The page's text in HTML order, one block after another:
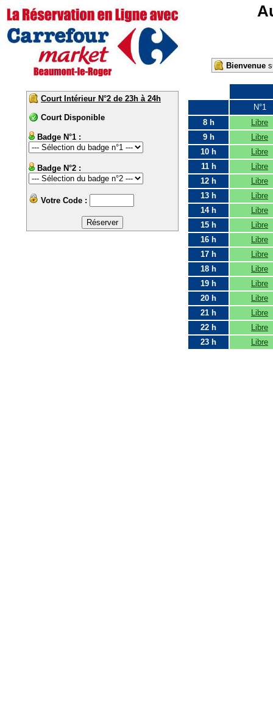
Bienvenue
Court Intérieur N°2 de 23h à 24h
Court Disponible
Badge N°1 :
Badge N°2 :
Votre Code :
N°1
8 h
Libre
9 h
Libre
10 h
Libre
11 h
Libre
12 h
Libre
13 h
Libre
14 h
Libre
15 h
Libre
16 h
Libre
17 h
Libre
18 h
Libre
19 h
Libre
20 h
Libre
21 h
Libre
22 h
Libre
23 h
Libre